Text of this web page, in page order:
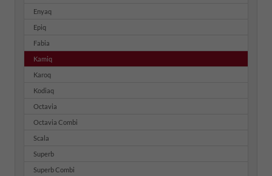
Enyaq
Epiq
Fabia
Kamiq
Karoq
Kodiaq
Octavia
Octavia Combi
Scala
Superb
Superb Combi